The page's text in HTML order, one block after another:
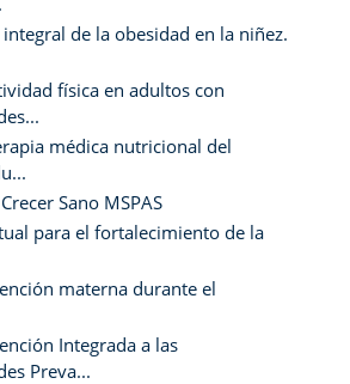
de la obesidad en la niñez.
física en adultos con
médica nutricional del
Sano MSPAS
para el fortalecimiento de la
materna durante el
Integrada a las
Preva...